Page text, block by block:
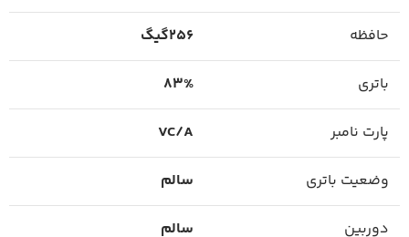
حافظه 256گیگ
باتری 83%
پارت نامبر VC/A
وضعیت باتری سالم
دوربین سالم